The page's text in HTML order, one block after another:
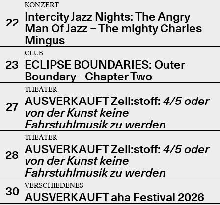
22
KONZERT
Intercity Jazz Nights: The Angry
Man Of Jazz – The mighty Charles
Mingus
23
CLUB
ECLIPSE BOUNDARIES: Outer
Boundary - Chapter Two
27
THEATER
AUSVERKAUFT Zell:stoff: 4/5 oder
von der Kunst keine
Fahrstuhlmusik zu werden
28
THEATER
AUSVERKAUFT Zell:stoff: 4/5 oder
von der Kunst keine
Fahrstuhlmusik zu werden
30
VERSCHIEDENES
AUSVERKAUFT aha Festival 2026